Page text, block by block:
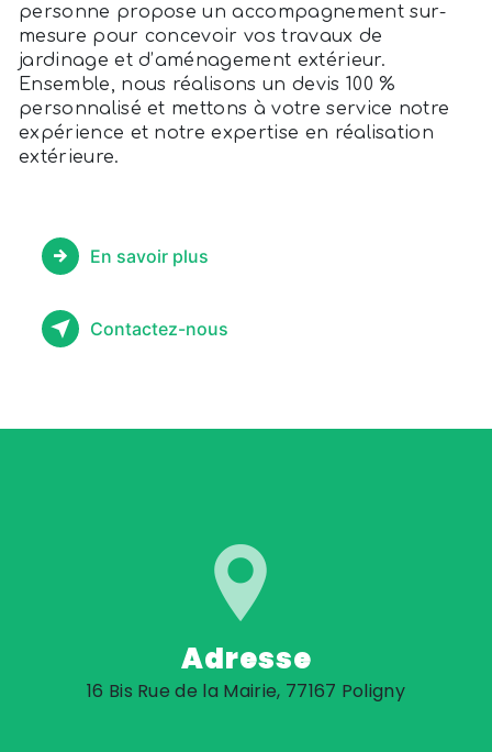
personne propose un accompagnement sur-
mesure pour concevoir vos travaux de
jardinage et d’aménagement extérieur.
Ensemble, nous réalisons un devis 100 %
personnalisé et mettons à votre service notre
expérience et notre expertise en réalisation
extérieure.
En savoir plus
Contactez-nous
Adresse
16 Bis Rue de la Mairie, 77167 Poligny